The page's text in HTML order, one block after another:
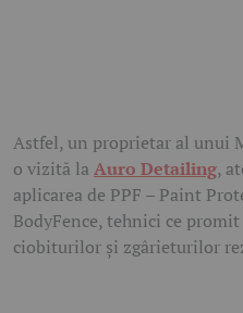
Astfel, un proprietar al unui
o vizită la Auro Detailing,
aplicarea de PPF – Paint
BodyFence, tehnici ce
ciobiturilor şi zgârieturilor